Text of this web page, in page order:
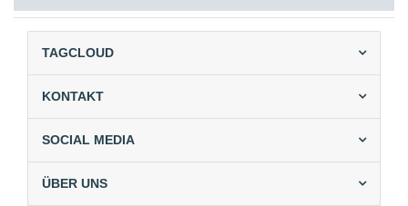
TAGCLOUD
KONTAKT
SOCIAL MEDIA
ÜBER UNS